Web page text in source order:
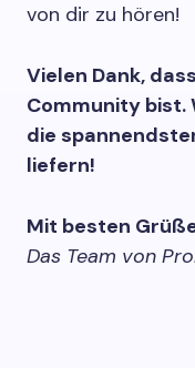
von dir zu hören!
Vielen Dank,
Community bist.
die
liefern!
Mit besten
Das Team von